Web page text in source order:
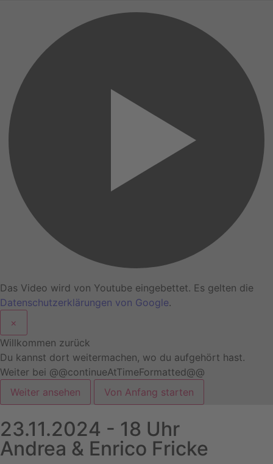
Das Video wird von Youtube eingebettet. Es gelten die
Datenschutzerklärungen von Google.
×
Willkommen zurück
Du kannst dort weitermachen, wo du aufgehört hast.
Weiter bei @@continueAtTimeFormatted@@
Weiter ansehen
Von Anfang starten
23.11.2024 - 18 Uhr
Andrea & Enrico Fricke